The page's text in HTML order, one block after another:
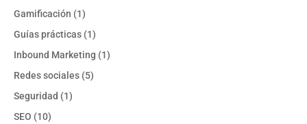
Gamificación (1)
Guías prácticas (1)
Inbound Marketing (1)
Redes sociales (5)
Seguridad (1)
SEO (10)